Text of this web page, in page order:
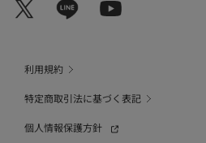
利用規約
特定商取引法に基づく表記
個人情報保護方針